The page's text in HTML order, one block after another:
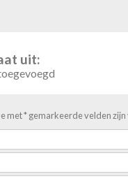
uit:
met * gemarkeerde velden